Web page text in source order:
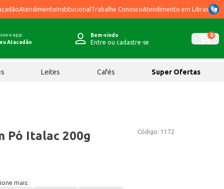
AtendimentoInstitucional Trabalhe ConoscoAtendimento em Libras
o app
Atacadão
Bem-vindo
Entre ou cadastre-se
0
Leites Cafés Super Ofertas
Código: 1172
Pó Italac 200g
mais: